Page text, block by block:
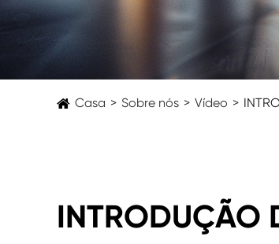
Casa Sobre nós Vídeo
INTRODUÇÃO